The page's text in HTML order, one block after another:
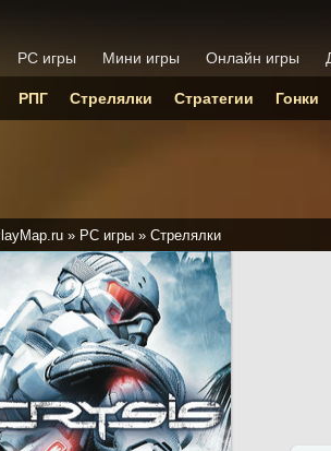
» PC игры » Стрелялки
PC игры Мини игры Онлайн игры
РПГ Стрелялки Стратегии Гонки